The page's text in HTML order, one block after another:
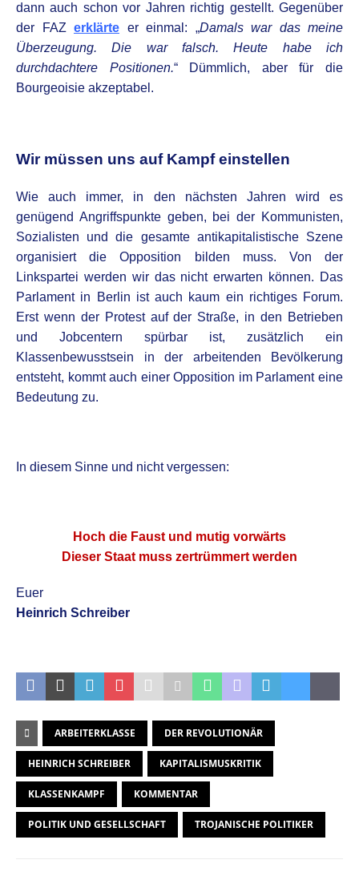
dann auch schon vor Jahren richtig gestellt. Gegenüber
der FAZ erklärte er einmal: „Damals war das meine
Überzeugung. Die war falsch. Heute habe ich
durchdachtere Positionen.“ Dümmlich, aber für die
Bourgeoisie akzeptabel.
Wir müssen uns auf Kampf einstellen
Wie auch immer, in den nächsten Jahren wird es
genügend Angriffspunkte geben, bei der Kommunisten,
Sozialisten und die gesamte antikapitalistische Szene
organisiert die Opposition bilden muss. Von der
Linkspartei werden wir das nicht erwarten können. Das
Parlament in Berlin ist auch kaum ein richtiges Forum.
Erst wenn der Protest auf der Straße, in den Betrieben
und Jobcentern spürbar ist, zusätzlich ein
Klassenbewusstsein in der arbeitenden Bevölkerung
entsteht, kommt auch einer Opposition im Parlament eine
Bedeutung zu.
In diesem Sinne und nicht vergessen:
Hoch die Faust und mutig vorwärts
Dieser Staat muss zertrümmert werden
Euer
Heinrich Schreiber
ARBEITERKLASSE DER REVOLUTIONÄR
HEINRICH SCHREIBER KAPITALISMUSKRITIK
KLASSENKAMPF KOMMENTAR
POLITIK UND GESELLSCHAFT TROJANISCHE POLITIKER